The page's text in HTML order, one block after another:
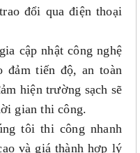
đổi qua điện thoại
cập nhật công nghệ
đảm tiến độ, an toàn
hiện trường sạch sẽ
gian thi công.
tôi thi công nhanh
và giá thành hợp lý